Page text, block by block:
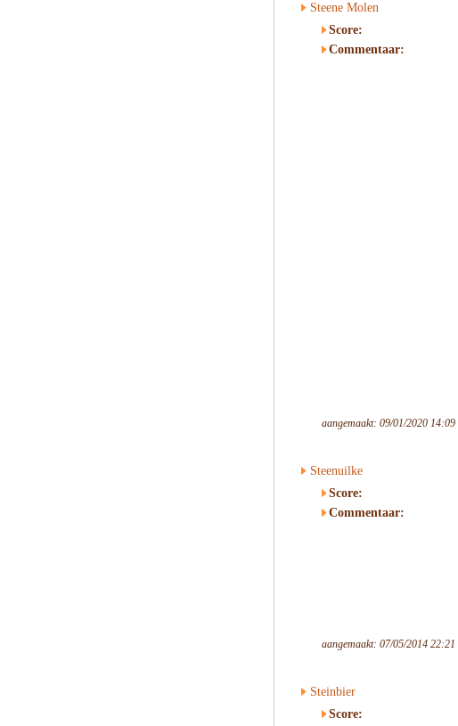
Steene Molen
Score:
Commentaar:
aangemaakt: 09/01/2020 14:09
Steenuilke
Score:
Commentaar:
aangemaakt: 07/05/2014 22:21
Steinbier
Score: